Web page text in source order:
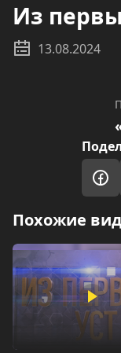
Из
13.08.2024
Похожие